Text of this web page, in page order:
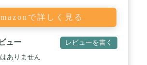
で詳しく見る
ュー レビューを書く
ありません